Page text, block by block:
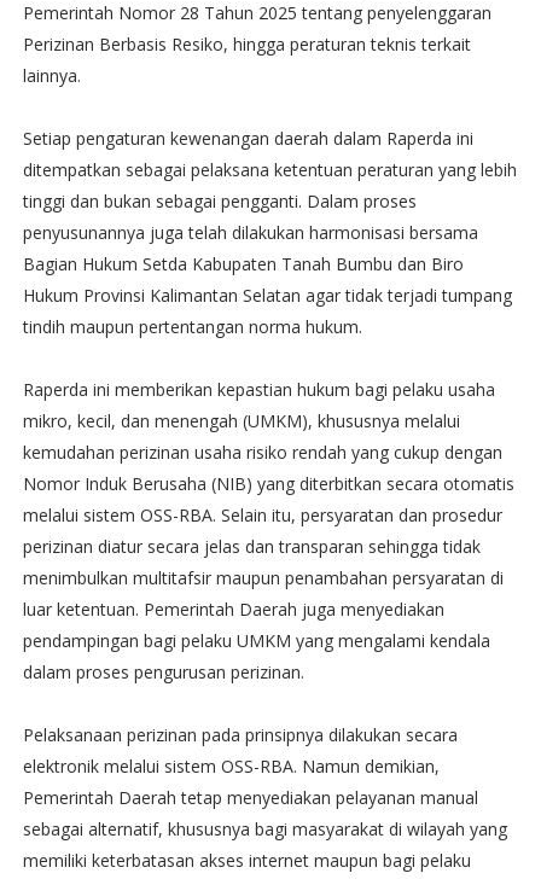
Pemerintah Nomor 28 Tahun 2025 tentang penyelenggaran
Perizinan Berbasis Resiko, hingga peraturan teknis terkait
lainnya.
Setiap pengaturan kewenangan daerah dalam Raperda ini
ditempatkan sebagai pelaksana ketentuan peraturan yang lebih
tinggi dan bukan sebagai pengganti. Dalam proses
penyusunannya juga telah dilakukan harmonisasi bersama
Bagian Hukum Setda Kabupaten Tanah Bumbu dan Biro
Hukum Provinsi Kalimantan Selatan agar tidak terjadi tumpang
tindih maupun pertentangan norma hukum.
Raperda ini memberikan kepastian hukum bagi pelaku usaha
mikro, kecil, dan menengah (UMKM), khususnya melalui
kemudahan perizinan usaha risiko rendah yang cukup dengan
Nomor Induk Berusaha (NIB) yang diterbitkan secara otomatis
melalui sistem OSS-RBA. Selain itu, persyaratan dan prosedur
perizinan diatur secara jelas dan transparan sehingga tidak
menimbulkan multitafsir maupun penambahan persyaratan di
luar ketentuan. Pemerintah Daerah juga menyediakan
pendampingan bagi pelaku UMKM yang mengalami kendala
dalam proses pengurusan perizinan.
Pelaksanaan perizinan pada prinsipnya dilakukan secara
elektronik melalui sistem OSS-RBA. Namun demikian,
Pemerintah Daerah tetap menyediakan pelayanan manual
sebagai alternatif, khususnya bagi masyarakat di wilayah yang
memiliki keterbatasan akses internet maupun bagi pelaku